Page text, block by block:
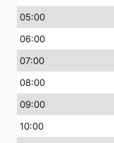
05:00
06:00
07:00
08:00
09:00
10:00